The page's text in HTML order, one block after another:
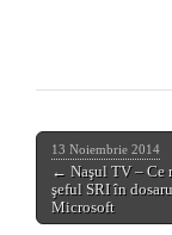
13 Noiembrie 2014
← Naşul TV – Ce
şeful SRI în
Microsoft